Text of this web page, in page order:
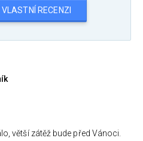
RECENZI
větší zátěž bude před Vánoci.